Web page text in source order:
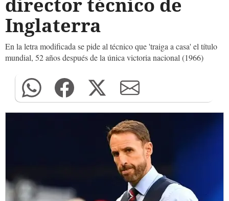
Inglaterra
En la letra modificada se pide al técnico que 'traiga a casa' el título
mundial, 52 años después de la única victoria nacional (1966)